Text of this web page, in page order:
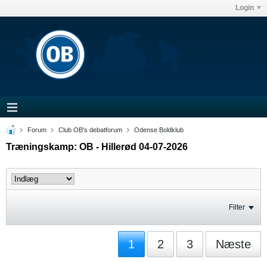
Login
Forum Club OB's debatforum Odense Boldklub
Træningskamp: OB - Hillerød 04-07-2026
Filter
1 2 3 Næste